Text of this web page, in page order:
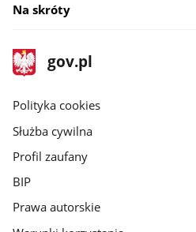
Na skróty
stopka
gov.pl
Strona
gov.pl
gov.pl
Polityka cookies
Służba cywilna
Profil zaufany
BIP
Prawa autorskie